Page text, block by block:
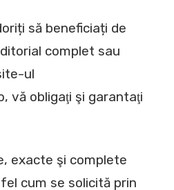
să beneficiați de
complet sau
ul
vă obligaţi şi garantaţi
exacte şi complete
cum se solicită prin